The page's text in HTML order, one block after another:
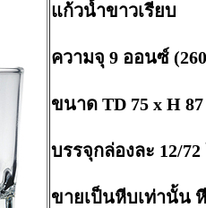
แก้วน้ำขาวเรียบ
ความจุ 9 ออนซ์
ขนาด TD 75 x H
บรรจุกล่องละ 12/72
ขายเป็นหีบเท่านั้น